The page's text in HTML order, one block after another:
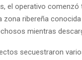
el operativo comenzó
ribereña conocida
mientras
secuestraron